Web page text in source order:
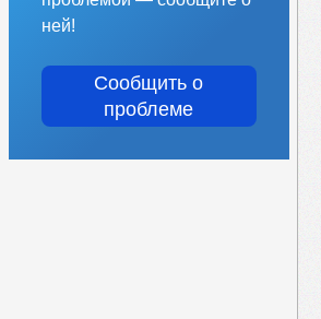
ней!
Сообщить о
проблеме